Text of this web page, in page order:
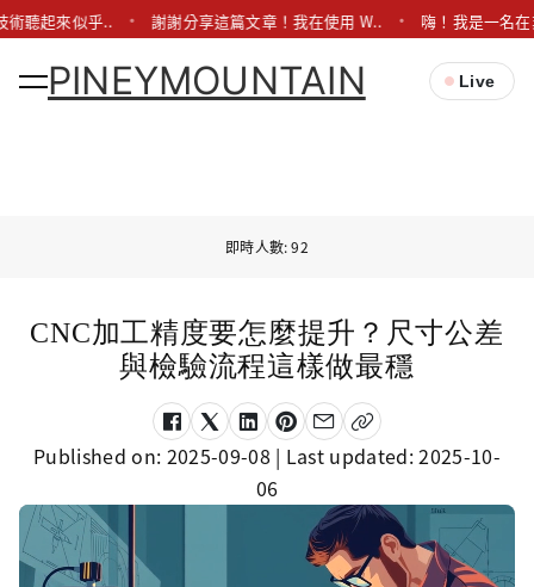
術聽起來似乎.. 謝謝分享這篇文章！我在使用 W.. 嗨！我是一名
PINEYMOUNTAIN Live
即時人數: 92
CNC加工精度要怎麼提升？尺寸公差
與檢驗流程這樣做最穩
Published on: 2025-09-08 | Last updated:2025-10-
06